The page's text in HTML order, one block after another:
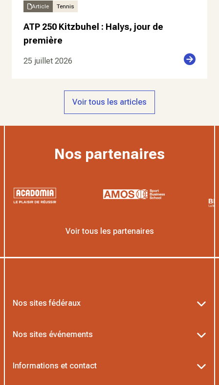
Article Tennis
ATP 250 Kitzbuhel : Halys, jour de
première
25 juillet 2026
Voir tous les articles
Nos partenaires
Voir tous les partenaires
Nos sites fédéraux
Nos sites événements
Informations et contact